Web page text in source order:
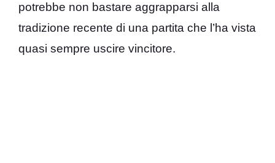
potrebbe non bastare aggrapparsi alla
tradizione recente di una partita che l’ha vista
quasi sempre uscire vincitore.